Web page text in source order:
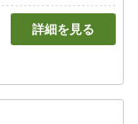
詳細を見る